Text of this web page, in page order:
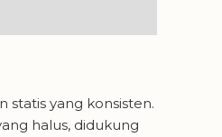
statis yang konsisten.
halus, didukung